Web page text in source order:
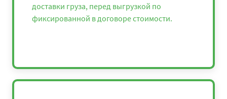
доставки груза, перед выгрузкой по
фиксированной в договоре стоимости.